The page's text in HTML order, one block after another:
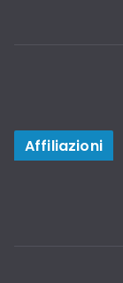
Affiliazioni